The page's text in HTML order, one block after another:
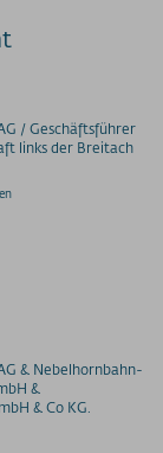
/ Geschäftsführer
links der Breitach
& Nebelhornbahn-
&
& Co KG.